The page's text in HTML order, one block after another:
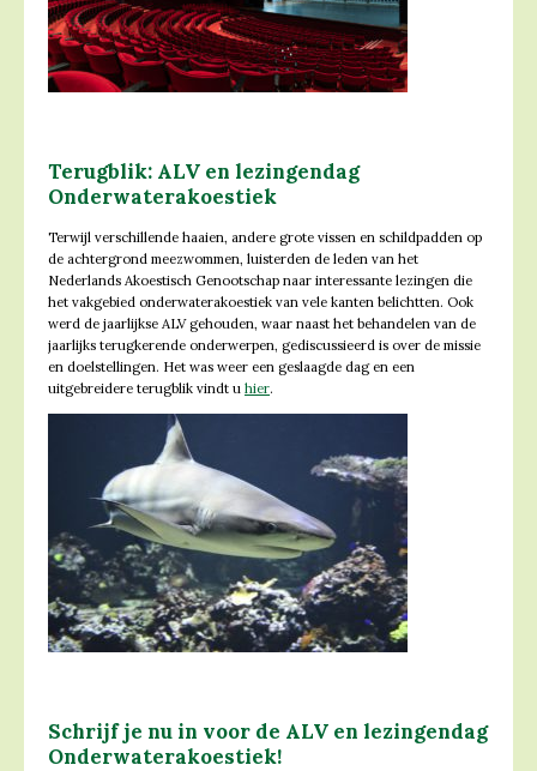
Terugblik: ALV en lezingendag
Onderwaterakoestiek
Terwijl verschillende haaien, andere grote vissen en schildpadden op
de achtergrond meezwommen, luisterden de leden van het
Nederlands Akoestisch Genootschap naar interessante lezingen die
het vakgebied onderwaterakoestiek van vele kanten belichtten. Ook
werd de jaarlijkse ALV gehouden, waar naast het behandelen van de
jaarlijks terugkerende onderwerpen, gediscussieerd is over de missie
en doelstellingen. Het was weer een geslaagde dag en een
uitgebreidere terugblik vindt u hier.
Schrijf je nu in voor de ALV en lezingendag
Onderwaterakoestiek!